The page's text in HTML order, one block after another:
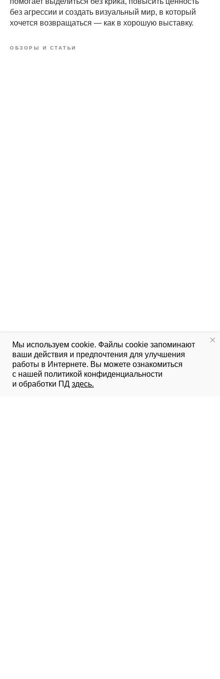
Мы используем cookie. Файлы cookie запоминают
ваши действия и предпочтения для улучшения
работы в Интернете. Вы можете ознакомиться
с нашей политикой конфиденциальности
и обработки ПД здесь.
без агрессии и создать визуальный мир, в который
хочется возвращаться — как в хорошую выставку.
ОБЗОРЫ И СТАТЬИ